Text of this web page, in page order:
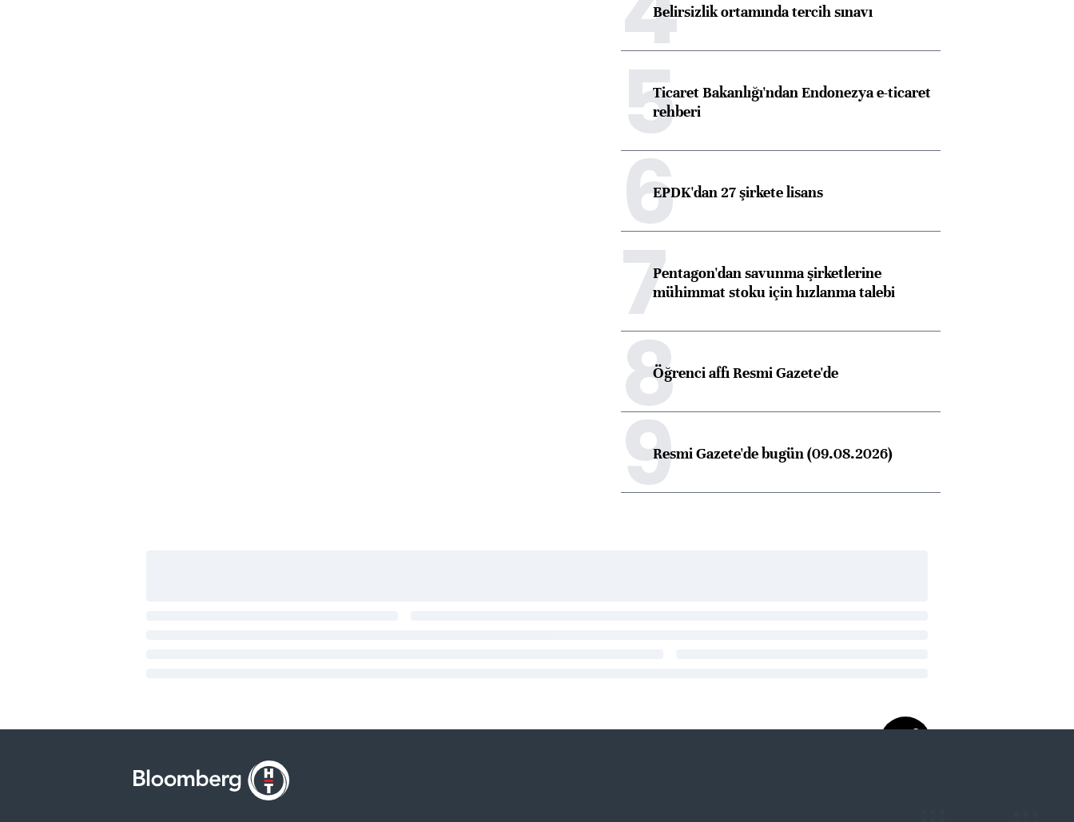
Belirsizlik ortamında tercih sınavı
5Ticaret Bakanlığı'ndan Endonezya e-ticaret
rehberi
6EPDK'dan 27 şirkete lisans
7Pentagon'dan savunma şirketlerine
mühimmat stoku için hızlanma talebi
8Öğrenci affı Resmi Gazete'de
9Resmi Gazete'de bugün (09.08.2026)